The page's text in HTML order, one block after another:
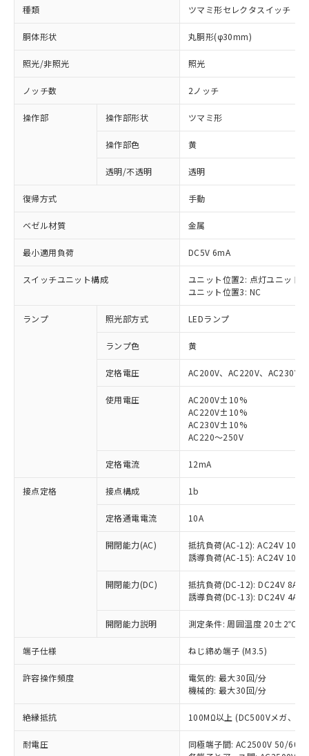
種類 ツマミ形セレクタスイッチ
胴体形状 丸胴形(φ30mm)
照光/非照光 照光
ノッチ数 2ノッチ
操作部 操作部形状 ツマミ形
操作部色 黄
透明/不透明 透明
復帰方式 手動
ベゼル材質 金属
最小適用負荷 DC5V 6mA
スイッチユニット構成
ユニット位置2: 点灯ユニット
ユニット位置3: NC
ランプ 照光部方式 LEDランプ
ランプ色 黄
定格電圧 AC200V、AC220V、AC230V
使用電圧
AC200V±10%
AC220V±10%
AC230V±10%
AC220～250V
定格電流 12mA
接点定格 接点構成 1b
定格通電電流 10A
開閉能力(AC)
抵抗負荷(AC-12): AC24V 10A/
誘導負荷(AC-15): AC24V
開閉能力(DC)
抵抗負荷(DC-12): DC24V 8A/
誘導負荷(DC-13): DC24V 4A/
開閉能力説明 測定条件: 周囲温度 20±2℃、
端子仕様 ねじ締め端子 (M3.5)
許容操作頻度
電気的: 最大30回/分
機械的: 最大30回/分
絶縁抵抗 100MΩ以上 (DC500Vメガ、点
耐電圧
同極端子間: AC2500V 50/
ご利用条件
以下の条件をお読みいただき、同意のうえ
本サービスは、当社制御機器事業取扱
商品の当社在庫状況および標準価格
(税抜)を提供させていただくもので
当社制御機器事業取扱商品の中には、
本サービスの対象外となる商品もある
ことをご了承ください。
在庫状況および標準価格照会結果は、
記載している更新日時点での社内デー
タに基づき作成されるものであり、閲
準価格とは異なる場合があることをご
対応済み：EU RoHS指令（10物質）の
非含有に対応した製品が提供可能な商品で
対応予定：EU RoHS指令（10物質）の非含
有に対応した製品に切り替える予定のある
対応予定なし：EU RoHS指令（10物質）の
非含有に非対応の商品で、対応品を出す予
調査・確認中：EU RoHS指令（10物質）の
非含有の対応状況を調査中または確認中の
非該当品：ライセンス料など無形物で、有
害物質有無と関係のない商品です。
仕入先様の事情により、非含有部品として
いたものが、含有品と判明した場合などや
むを得ず変更することがあります。
*EU RoHS指令（10物質）：
鉛(Pb) 1000ppm以下、 水銀(Hg) 1000ppm以下、 カド
六価クロム(Cr(Ⅵ)) 1000ppm以下、ポリ臭化ビフェニル
「○」：最大均質材料含有率が中国RoHSの
基準値以下であることを示します。
「×」：最大均質材料含有率が中国RoHSの
基準値を超えていることを示します。
「－」：未確認です。当社販売部門へお問
当社は、これら貴社製品のうち、外国
為替および外国貿易法に定める商品
（以下｢規制貨物等」という）を輸出
または国外への提供する場合は、日本
国政府の輸出許可(または役務取引許
可)を取得するなどの必要な手続きを